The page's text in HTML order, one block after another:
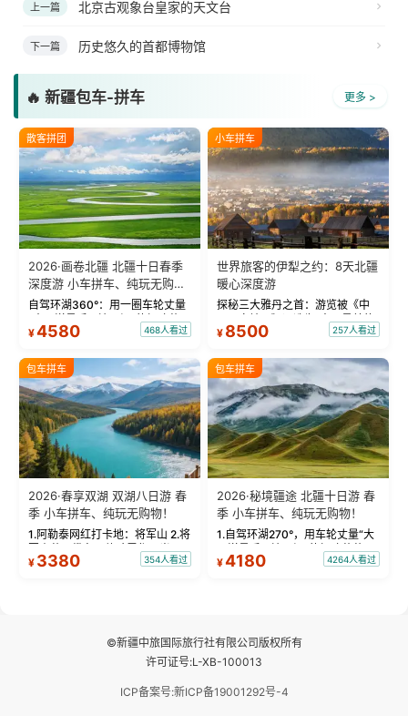
上一篇 北京古观象台皇家的天文台
下一篇 历史悠久的首都博物馆
🔥 新疆包车-拼车 更多 >
散客拼团
2026·画卷北疆 北疆十日春季
深度游 小车拼车、纯玩无购
物！
自驾环湖360°：用一圈车轮丈量
“大西洋最后一滴眼泪”的极致蔚
蓝。 赛湖旅拍：甄选多款风格服
绝美瞬间。 赛湖坦克300跟车视
频：专业摄影师...
¥4580 468人看过
小车拼车
世界旅客的伊犁之约：8天北疆
暖心深度游
探秘三大雅丹之首：游览被《中
国国家地理》评选为“中国最美的
三大雅丹”第一名的克拉玛依魔鬼
瓦人最大村落——禾木村，欣赏
晨雾与小木...
¥ 8500 257人看过
包车拼车
2026·春享双湖 双湖八日游 春
季 小车拼车、纯玩无购物！
1.阿勒泰网红打卡地：将军山 2.将
军山落日缆车，体验雪都风光 3.
将军山，夕阳派对，蹦迪party 4.
¥ 3380 354人看过
包车拼车
2026·秘境疆途 北疆十日游 春
季 小车拼车、纯玩无购物！
1.自驾环湖270°，用车轮丈量“大
西洋最后一滴眼泪”的极致蔚蓝，
让雪山、花海与深邃湖水在转弯
¥4180 4264人看过
©新疆中旅国际旅行社有限公司版权所有
许可证号:L-XB-100013
ICP备案号:新ICP备19001292号-4